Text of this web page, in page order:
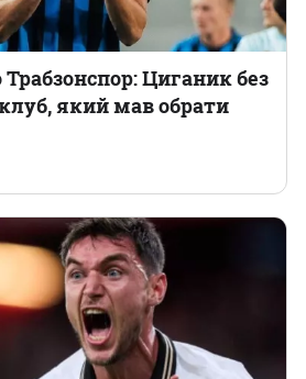
Трабзонспор: Циганик без
який мав обрати